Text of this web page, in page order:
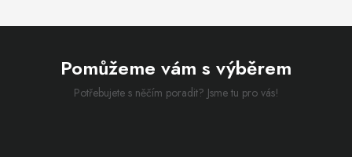
Pomůžeme vám s výběrem
Potřebujete s něčím poradit? Jsme tu pro vás!